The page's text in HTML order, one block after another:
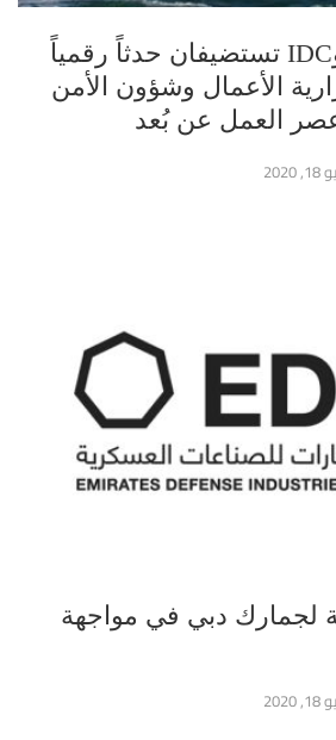
مايكروسوفت وIDC تستضيفان حدثاً رقمياً
الأعمال وشؤون الأمن
العمل عن بُعد
لجمارك دبي في مواجهة